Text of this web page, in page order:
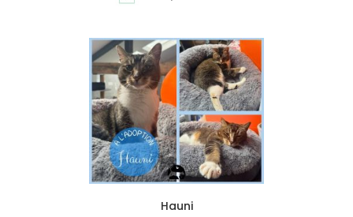
MIEUX ME CONNAÎTRE
Hauni